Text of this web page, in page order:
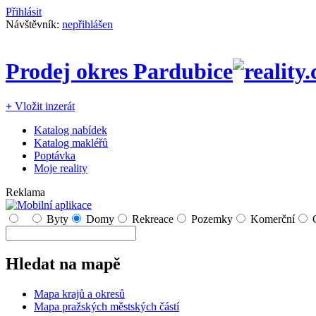
Přihlásit
Návštěvník: nepřihlášen
Prodej okres Pardubice
+ Vložit inzerát
Katalog nabídek
Katalog makléřů
Poptávka
Moje reality
Reklama
Byty Domy Rekreace Pozemky Komerční
Hledat na mapě
Mapa krajů a okresů
Mapa pražských městských částí